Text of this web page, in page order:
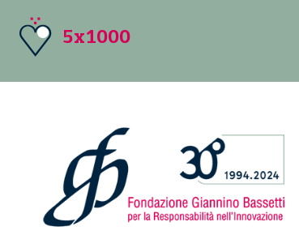
5x1000